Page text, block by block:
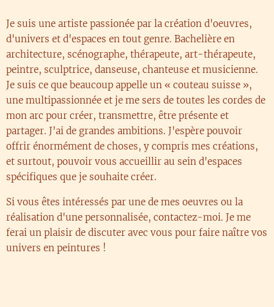
Je suis une artiste passionée par la création d'oeuvres,
d'univers et d'espaces en tout genre. Bachelière en
architecture, scénographe, thérapeute, art-thérapeute,
peintre, sculptrice, danseuse, chanteuse et musicienne.
Je suis ce que beaucoup appelle un « couteau suisse »,
une multipassionnée et je me sers de toutes les cordes de
mon arc pour créer, transmettre, être présente et
partager. J'ai de grandes ambitions. J'espère pouvoir
offrir énormément de choses, y compris mes créations,
et surtout, pouvoir vous accueillir au sein d'espaces
spécifiques que je souhaite créer.
Si vous êtes intéressés par une de mes oeuvres ou la
réalisation d'une personnalisée, contactez-moi. Je me
ferai un plaisir de discuter avec vous pour faire naître vos
univers en peintures ! 🥰